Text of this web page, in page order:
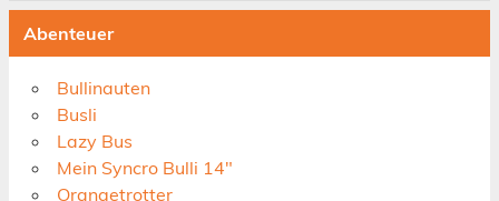
Abenteuer
Bullinauten
Busli
Lazy Bus
Mein Syncro Bulli 14"
Orangetrotter